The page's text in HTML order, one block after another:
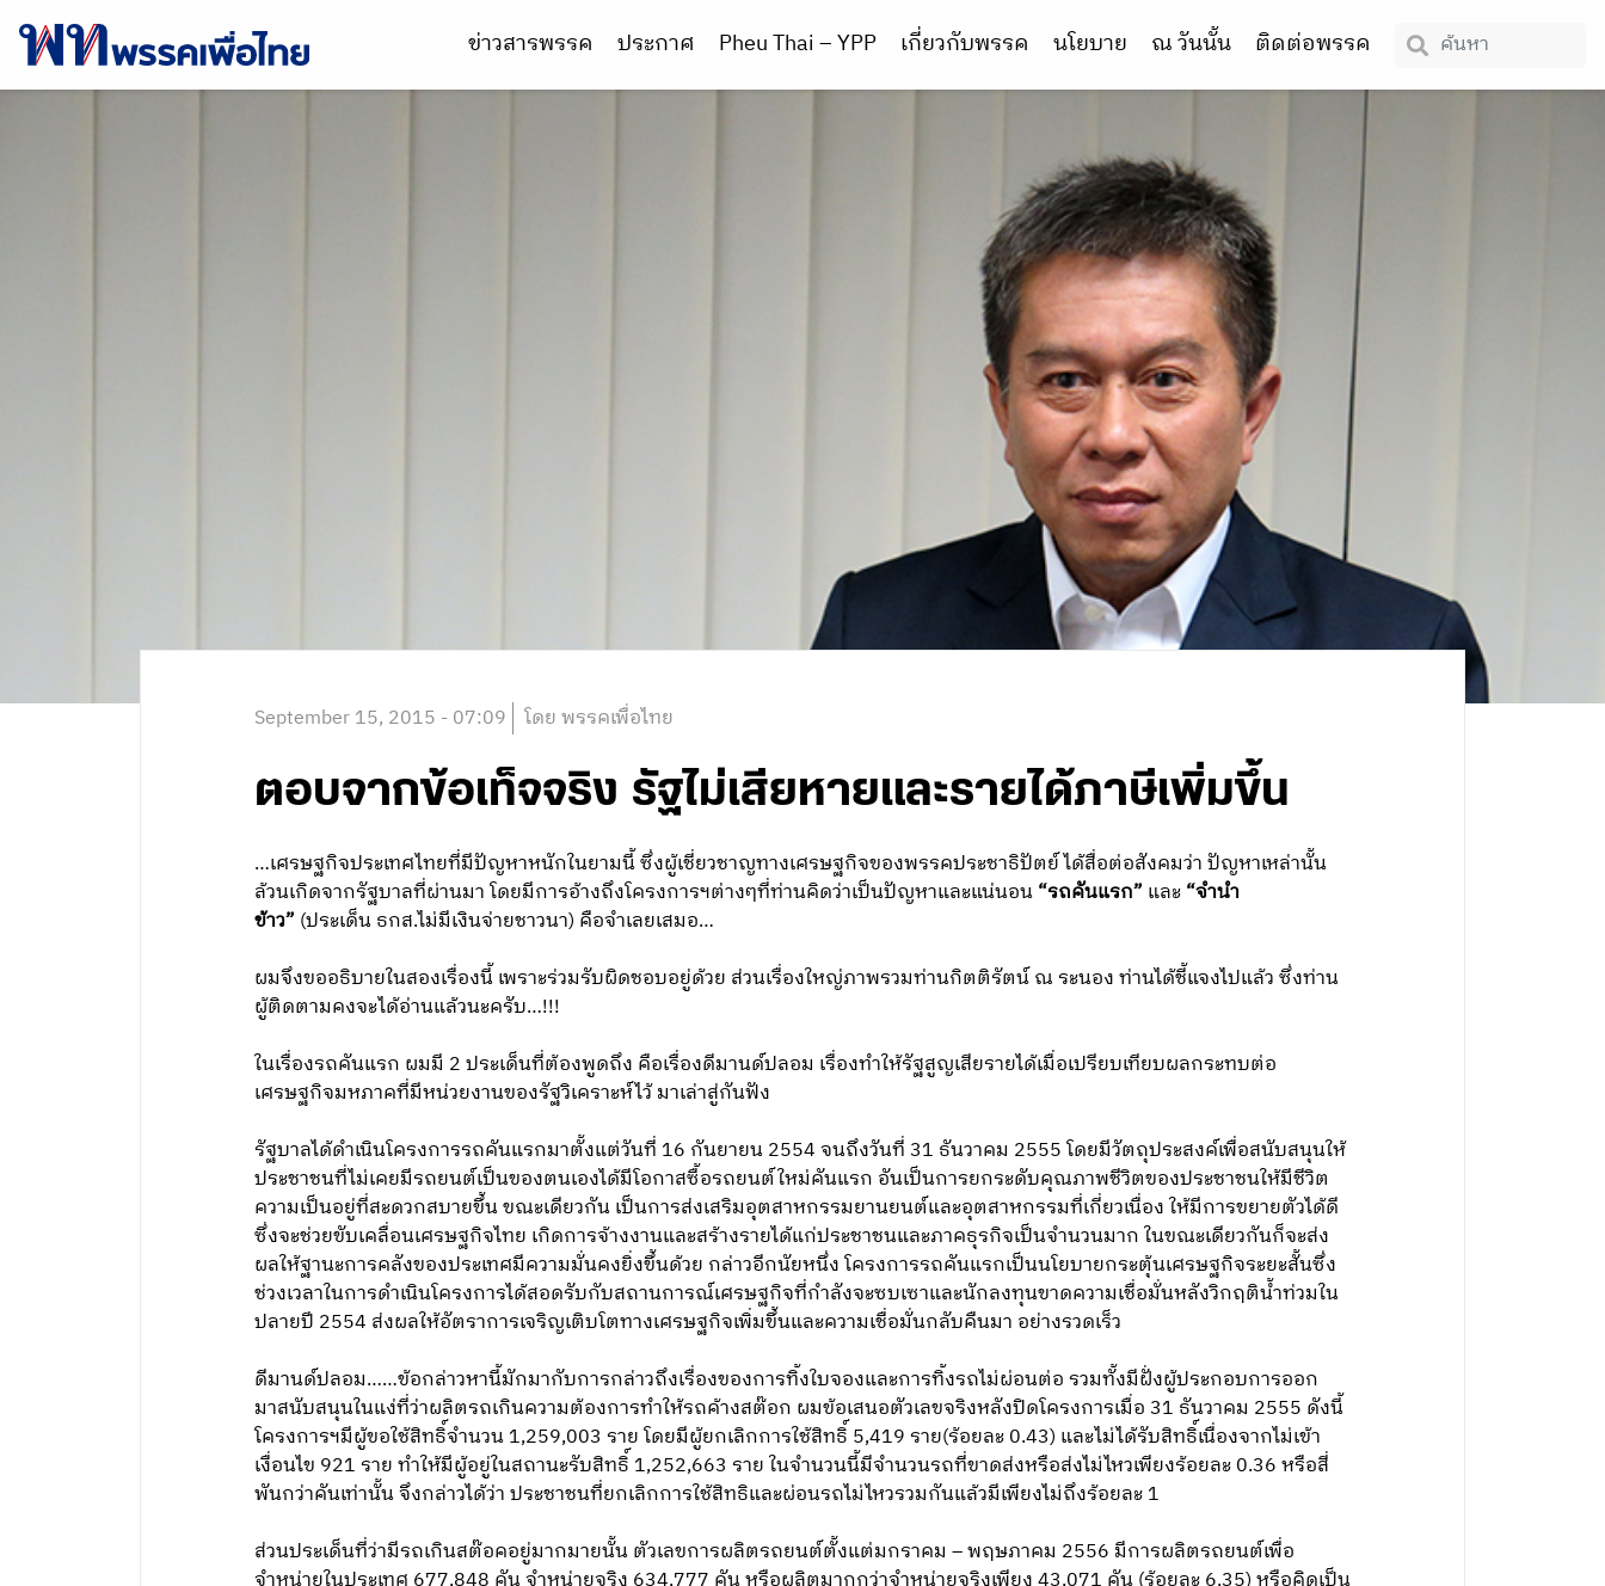
ข่าวสารพรรค ประกาศ Pheu Thai – YPP เกี่ยวกับพรรค นโยบาย ณ วันนั้น ติดต่อพรรค
September 15, 2015 - 07:09 โดย พรรคเพื่อไทย
ตอบจากข้อเท็จจริง รัฐไม่เสียหายและรายได้ภาษีเพิ่มขึ้น
…เศรษฐกิจประเทศไทยที่มีปัญหาหนักในยามนี้ ซึ่งผู้เชี่ยวชาญทางเศรษฐกิจของพรรคประชาธิปัตย์ ได้สื่อต่อสังคมว่า ปัญหาเหล่านั้น
ล้วนเกิดจากรัฐบาลที่ผ่านมา โดยมีการอ้างถึงโครงการฯต่างๆที่ท่านคิดว่าเป็นปัญหาและแน่นอน“รถคันแรก” และ“จำนำ
ข้าว” (ประเด็น ธกส.ไม่มีเงินจ่ายชาวนา) คือจำเลยเสมอ…
ผมจึงขออธิบายในสองเรื่องนี้ เพราะร่วมรับผิดชอบอยู่ด้วย ส่วนเรื่องใหญ่ภาพรวมท่านกิตติรัตน์ ณ ระนอง ท่านได้ชี้แจงไปแล้ว ซึ่งท่าน
ผู้ติดตามคงจะได้อ่านแล้วนะครับ…!!!
ในเรื่องรถคันแรก ผมมี 2 ประเด็นที่ต้องพูดถึง คือเรื่องดีมานด์ปลอม เรื่องทำให้รัฐสูญเสียรายได้เมื่อเปรียบเทียบผลกระทบต่อ
เศรษฐกิจมหภาคที่มีหน่วยงานของรัฐวิเคราะห์ไว้ มาเล่าสู่กันฟัง
รัฐบาลได้ดำเนินโครงการรถคันแรกมาตั้งแต่วันที่ 16 กันยายน 2554 จนถึงวันที่ 31 ธันวาคม 2555 โดยมีวัตถุประสงค์เพื่อสนับสนุนให้
ประชาชนที่ไม่เคยมีรถยนต์เป็นของตนเองได้มีโอกาสซื้อรถยนต์ใหม่คันแรก อันเป็นการยกระดับคุณภาพชีวิตของประชาชนให้มีชีวิต
ความเป็นอยู่ที่สะดวกสบายขึ้น ขณะเดียวกัน เป็นการส่งเสริมอุตสาหกรรมยานยนต์และอุตสาหกรรมที่เกี่ยวเนื่อง ให้มีการขยายตัวได้ดี
ซึ่งจะช่วยขับเคลื่อนเศรษฐกิจไทย เกิดการจ้างงานและสร้างรายได้แก่ประชาชนและภาคธุรกิจเป็นจำนวนมาก ในขณะเดียวกันก็จะส่ง
ผลให้ฐานะการคลังของประเทศมีความมั่นคงยิ่งขึ้นด้วย กล่าวอีกนัยหนึ่ง โครงการรถคันแรกเป็นนโยบายกระตุ้นเศรษฐกิจระยะสั้นซึ่ง
ช่วงเวลาในการดำเนินโครงการได้สอดรับกับสถานการณ์เศรษฐกิจที่กำลังจะซบเซาและนักลงทุนขาดความเชื่อมั่นหลังวิกฤติน้ำท่วมใน
ปลายปี 2554 ส่งผลให้อัตราการเจริญเติบโตทางเศรษฐกิจเพิ่มขึ้นและความเชื่อมั่นกลับคืนมา อย่างรวดเร็ว
ดีมานด์ปลอม……ข้อกล่าวหานี้มักมากับการกล่าวถึงเรื่องของการทิ้งใบจองและการทิ้งรถไม่ผ่อนต่อ รวมทั้งมีฝั่งผู้ประกอบการออก
มาสนับสนุนในแง่ที่ว่าผลิตรถเกินความต้องการทำให้รถค้างสต๊อก ผมข้อเสนอตัวเลขจริงหลังปิดโครงการเมื่อ 31 ธันวาคม 2555 ดังนี้
โครงการฯมีผู้ขอใช้สิทธิ์จำนวน 1,259,003 ราย โดยมีผู้ยกเลิกการใช้สิทธิ์ 5,419 ราย(ร้อยละ 0.43) และไม่ได้รับสิทธิ์เนื่องจากไม่เข้า
เงื่อนไข 921 ราย ทำให้มีผู้อยู่ในสถานะรับสิทธิ์ 1,252,663 ราย ในจำนวนนี้มีจำนวนรถที่ขาดส่งหรือส่งไม่ไหวเพียงร้อยละ 0.36 หรือสี่
พันกว่าคันเท่านั้น จึงกล่าวได้ว่า ประชาชนที่ยกเลิกการใช้สิทธิและผ่อนรถไม่ไหวรวมกันแล้วมีเพียงไม่ถึงร้อยละ 1
ส่วนประเด็นที่ว่ามีรถเกินสต๊อคอยู่มากมายนั้น ตัวเลขการผลิตรถยนต์ตั้งแต่มกราคม – พฤษภาคม 2556 มีการผลิตรถยนต์เพื่อ